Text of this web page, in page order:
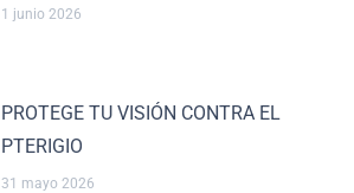
1 junio 2026
PROTEGE TU VISIÓN CONTRA EL
PTERIGIO
31 mayo 2026